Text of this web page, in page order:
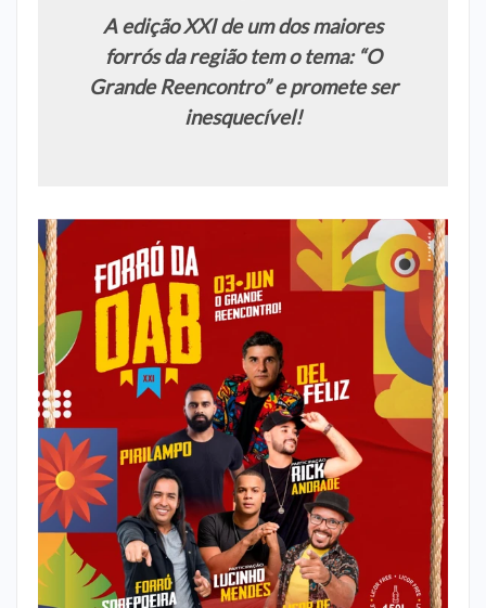
A edição XXI de um dos maiores
forrós da região tem o tema: “O
Grande Reencontro” e promete ser
inesquecível!